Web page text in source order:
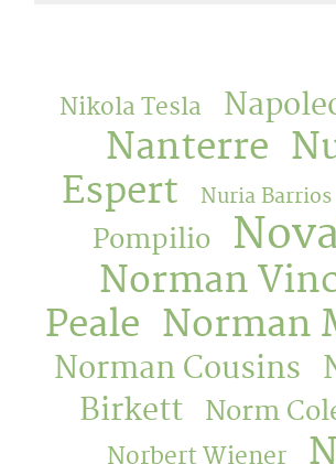
Nikola Tesla
Nanterre
Espert
Nuria Barrios
Pompilio
Norman
Peale Norman
Norman Cousins
Birkett
Norm
Norbert Wiener